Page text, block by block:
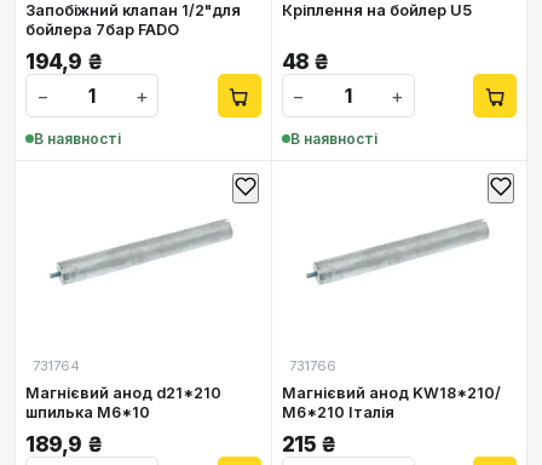
Запобіжний клапан 1/2"для
бойлера 7бар FADO
194,9 ₴
−
+
В наявності
Кріплення на бойлер U5
48 ₴
−
+
В наявності
731764
Магнієвий анод d21*210
шпилька М6*10
189,9 ₴
731766
Магнієвий анод KW18*210/
М6*210 Італія
215 ₴